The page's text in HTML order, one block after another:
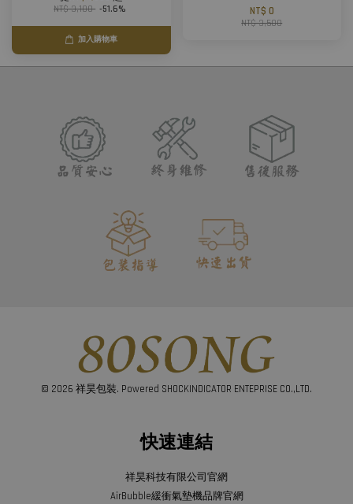
NT$ 3,100 -51.6%
加入購物車
NT$ 0
NT$ 3,500
© 2026 祥昊包裝. Powered SHOCKINDICATOR ENTEPRISE CO.,LTD.
快速連結
祥昊科技有限公司官網
AirBubble緩衝氣墊機品牌官網